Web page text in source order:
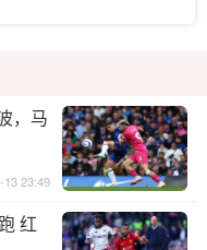
，马
13 23:49
红